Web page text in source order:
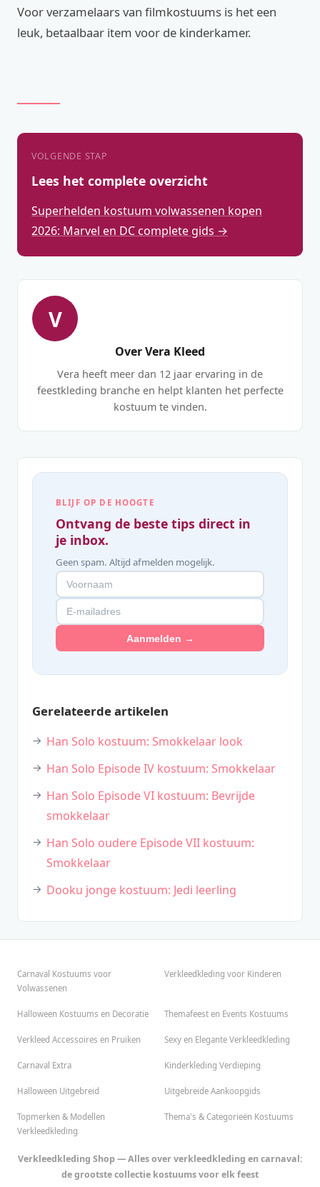
Voor verzamelaars van filmkostuums is het een
leuk, betaalbaar item voor de kinderkamer.
VOLGENDE STAP
Lees het complete overzicht
Superhelden kostuum volwassenen kopen
2026: Marvel en DC complete gids →
V
Over Vera Kleed
Vera heeft meer dan 12 jaar ervaring in de
feestkleding branche en helpt klanten het perfecte
kostuum te vinden.
BLIJF OP DE HOOGTE
Ontvang de beste tips direct in
je inbox.
Geen spam. Altijd afmelden mogelijk.
Aanmelden →
Gerelateerde artikelen
Han Solo kostuum: Smokkelaar look
Han Solo Episode IV kostuum: Smokkelaar
Han Solo Episode VI kostuum: Bevrijde
smokkelaar
Han Solo oudere Episode VII kostuum:
Smokkelaar
Dooku jonge kostuum: Jedi leerling
Carnaval Kostuums voor
Volwassenen
Verkleedkleding voor Kinderen
Halloween Kostuums en Decoratie Themafeest en Events Kostuums
Verkleed Accessoires en Pruiken Sexy en Elegante Verkleedkleding
Carnaval Extra Kinderkleding Verdieping
Halloween Uitgebreid Uitgebreide Aankoopgids
Topmerken & Modellen
Verkleedkleding
Thema's & Categorieën Kostuums
Verkleedkleding Shop — Alles over verkleedkleding en carnaval:
de grootste collectie kostuums voor elk feest